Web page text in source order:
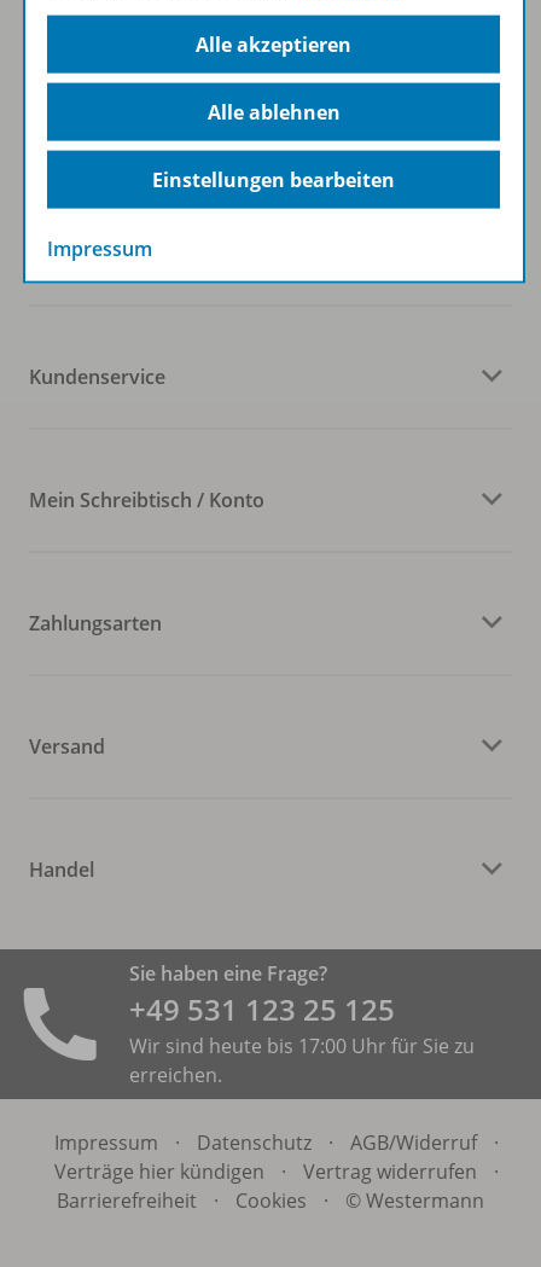
Veranstaltungen
Kundenservice
Mein Schreibtisch / Konto
Zahlungsarten
Versand
Handel
Sie haben eine Frage?
+49 531 ­123 25 125
Wir sind heute bis 17:00 Uhr für Sie zu
erreichen.
Impressum · Datenschutz · AGB/Widerruf
·
Verträge hier kündigen
· Vertrag widerrufen
·
Barrierefreiheit
· Cookies · © Westermann
Alle akzeptieren
Alle ablehnen
Einstellungen bearbeiten
Impressum